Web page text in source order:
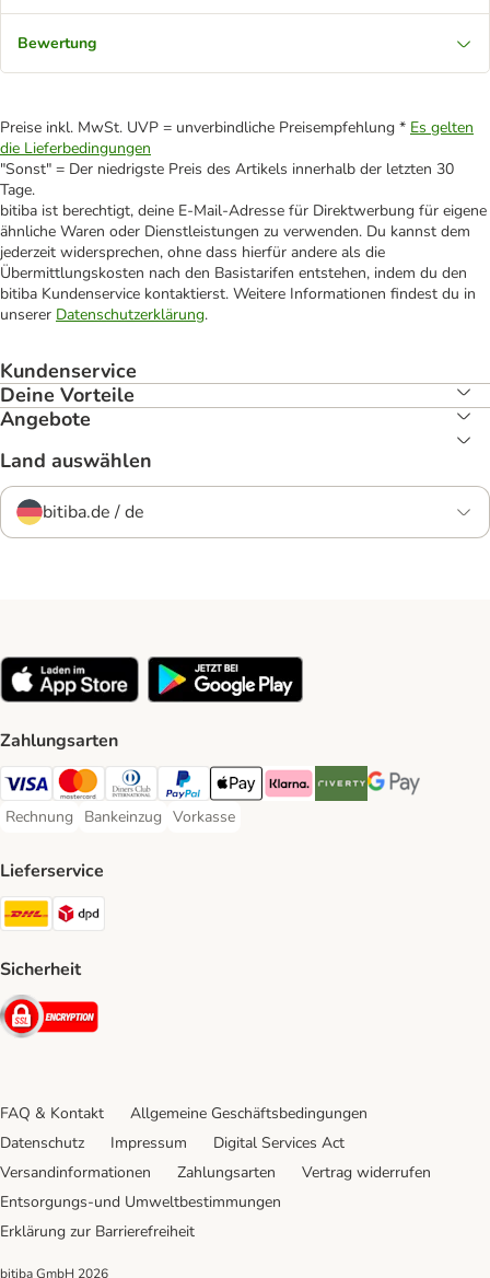
Bewertung
Preise inkl. MwSt. UVP = unverbindliche Preisempfehlung * Es gelten
die Lieferbedingungen
"Sonst" = Der niedrigste Preis des Artikels innerhalb der letzten 30
Tage.
bitiba ist berechtigt, deine E-Mail-Adresse für Direktwerbung für eigene
ähnliche Waren oder Dienstleistungen zu verwenden. Du kannst dem
jederzeit widersprechen, ohne dass hierfür andere als die
Übermittlungskosten nach den Basistarifen entstehen, indem du den
bitiba Kundenservice kontaktierst. Weitere Informationen findest du in
unserer Datenschutzerklärung.
Kundenservice
Deine Vorteile
Angebote
Land auswählen
bitiba.de / de
Zahlungsarten
Visa Payment Method
Mastercard Payment Method
Diners Club Payment Method
PayPal Payment Method
Apple Pay Payment Method
Klarna Payment Method
Riverty Payment Method
Google Pay
Rechnung
Rechnung Payment Method
Bankeinzug
Bankeinzug Payment Method
Vorkasse
Vorkasse Payment Method
Lieferservice
DHL Shipping Method
Sicherheit
Security
FAQ & Kontakt
Allgemeine Geschäftsbedingungen
Datenschutz
Impressum
Digital Services Act
Versandinformationen
Zahlungsarten
Vertrag widerrufen
Entsorgungs-und Umweltbestimmungen
Erklärung zur Barrierefreiheit
bitiba GmbH 2026